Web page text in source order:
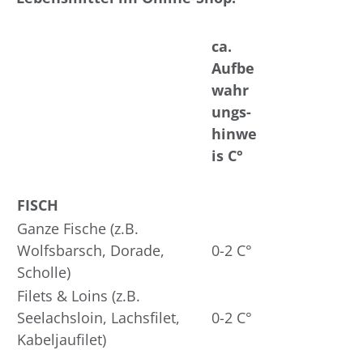
ca.
Aufbe
wahr
ungs-
hinwe
is C°
FISCH
Ganze Fische (z.B.
Wolfsbarsch, Dorade,
Scholle)
0-2 C°
Filets & Loins (z.B.
Seelachsloin, Lachsfilet,
Kabeljaufilet)
0-2 C°